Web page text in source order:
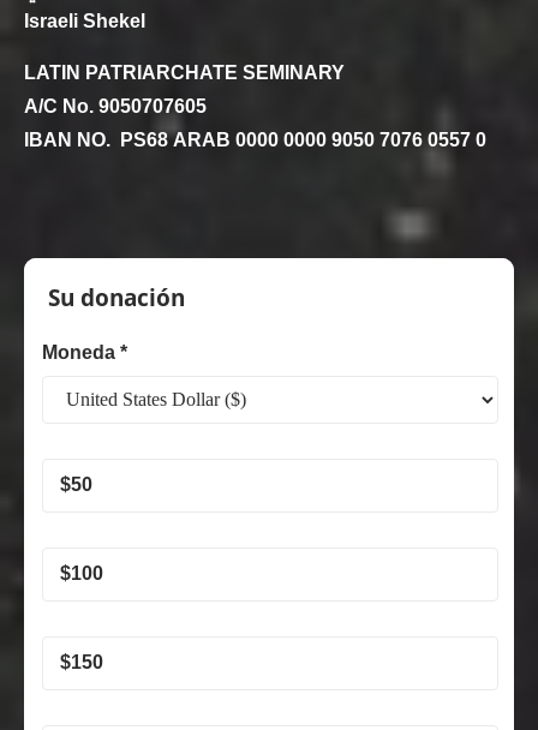
Israeli Shekel
LATIN PATRIARCHATE SEMINARY
A/C No. 9050707605
IBAN NO. PS68 ARAB 0000 0000 9050 7076 0557 0
Patriarcal
Su donación
Moneda *
$50
$100
$150